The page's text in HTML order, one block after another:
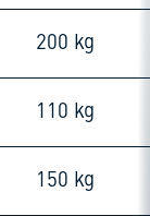
200 kg
110 kg
150 kg